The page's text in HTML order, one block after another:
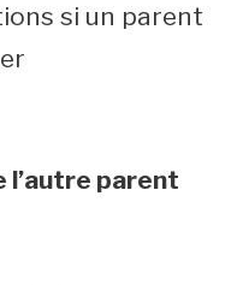
si un parent
l’autre parent